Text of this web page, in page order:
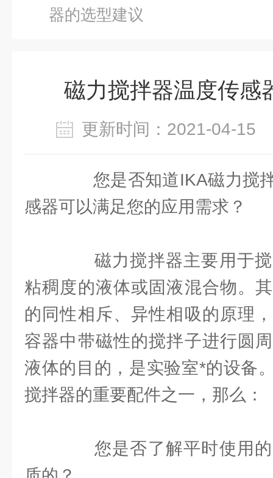
器的选型建议
磁力搅拌器温度传感
更新时间：2021-04-
您是否知道IKA磁力搅拌
感器可以满足您的应用需求？
磁力搅拌器主要用于搅
粘稠度的液体或固液混合物。
的同性相斥、异性相吸的原理
容器中带磁性的搅拌子进行圆
液体的目的，是实验室*的设备
搅拌器的重要配件之一，那么：
您是否了解平时使用的